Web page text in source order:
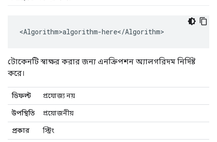
<Algorithm>algorithm-here</Algorithm>
টোকেনটি স্বাক্ষর করার জন্য এনক্রিপশন অ্যালগরিদম নির্দিষ্ট
করে।
ডিফল্ট প্রযোজ্য নয়
উপস্থিতি প্রয়োজনীয়
প্রকার স্ট্রিং